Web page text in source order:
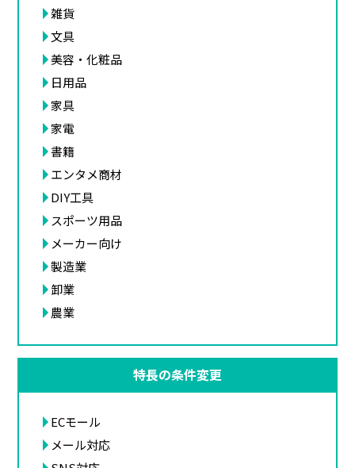
雑貨
文具
美容・化粧品
日用品
家具
家電
書籍
エンタメ商材
DIY工具
スポーツ用品
メーカー向け
製造業
卸業
農業
特長の条件変更
ECモール
メール対応